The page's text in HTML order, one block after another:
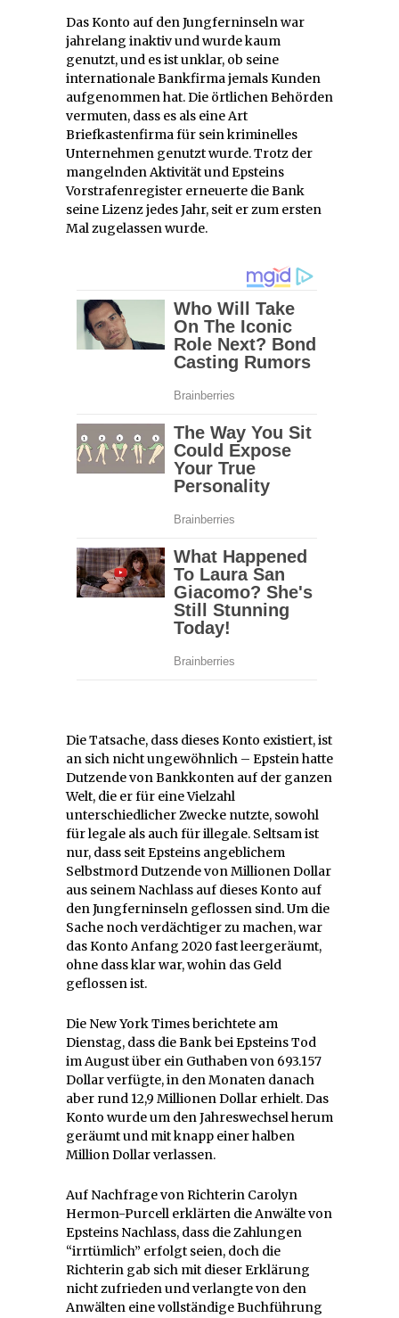
Das Konto auf den Jungferninseln war
jahrelang inaktiv und wurde kaum
genutzt, und es ist unklar, ob seine
internationale Bankfirma jemals Kunden
aufgenommen hat. Die örtlichen Behörden
vermuten, dass es als eine Art
Briefkastenfirma für sein kriminelles
Unternehmen genutzt wurde. Trotz der
mangelnden Aktivität und Epsteins
Vorstrafenregister erneuerte die Bank
seine Lizenz jedes Jahr, seit er zum ersten
Mal zugelassen wurde.
Die Tatsache, dass dieses Konto existiert, ist
an sich nicht ungewöhnlich – Epstein hatte
Dutzende von Bankkonten auf der ganzen
Welt, die er für eine Vielzahl
unterschiedlicher Zwecke nutzte, sowohl
für legale als auch für illegale. Seltsam ist
nur, dass seit Epsteins angeblichem
Selbstmord Dutzende von Millionen Dollar
aus seinem Nachlass auf dieses Konto auf
den Jungferninseln geflossen sind. Um die
Sache noch verdächtiger zu machen, war
das Konto Anfang 2020 fast leergeräumt,
ohne dass klar war, wohin das Geld
geflossen ist.
Die New York Times berichtete am
Dienstag, dass die Bank bei Epsteins Tod
im August über ein Guthaben von 693.157
Dollar verfügte, in den Monaten danach
aber rund 12,9 Millionen Dollar erhielt. Das
Konto wurde um den Jahreswechsel herum
geräumt und mit knapp einer halben
Million Dollar verlassen.
Auf Nachfrage von Richterin Carolyn
Hermon-Purcell erklärten die Anwälte von
Epsteins Nachlass, dass die Zahlungen
“irrtümlich” erfolgt seien, doch die
Richterin gab sich mit dieser Erklärung
nicht zufrieden und verlangte von den
Anwälten eine vollständige Buchführung